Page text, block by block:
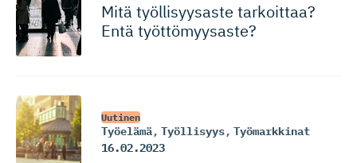
Mitä työllisyysaste tarkoittaa?
Entä työttömyysaste?
Uutinen
Työelämä, Työllisyys, Työmarkkinat
16.02.2023